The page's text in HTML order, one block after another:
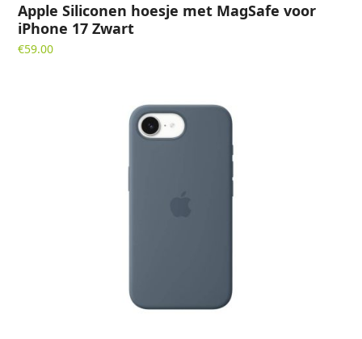
Apple Siliconen hoesje met MagSafe voor
iPhone 17 Zwart
€59.00